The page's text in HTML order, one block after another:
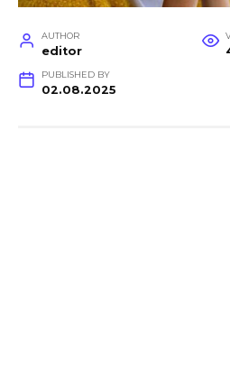
AUTHOR
editor
PUBLISHED BY
02.08.2025